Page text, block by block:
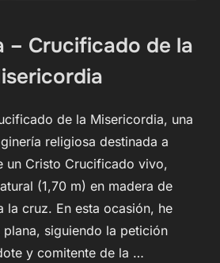
– Crucificado de la
de la Misericordia, una
religiosa destinada a
un Cristo Crucificado vivo,
(1,70 m) en madera de
la cruz. En esta ocasión, he
siguiendo la petición
y comitente de la …